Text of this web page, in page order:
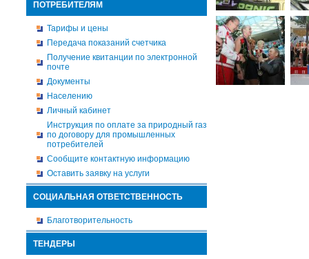
ПОТРЕБИТЕЛЯМ
Тарифы и цены
Передача показаний счетчика
Получение квитанции по электронной
почте
Документы
Населению
Личный кабинет
Инструкция по оплате за природный газ
по договору для промышленных
потребителей
Сообщите контактную информацию
Оставить заявку на услуги
СОЦИАЛЬНАЯ ОТВЕТСТВЕННОСТЬ
Благотворительность
ТЕНДЕРЫ